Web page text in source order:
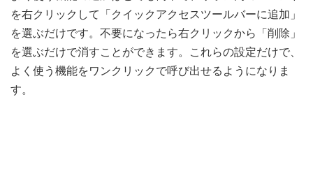
を右クリックして「クイックアクセスツールバーに追加」
を選ぶだけです。不要になったら右クリックから「削除」
を選ぶだけで消すことができます。これらの設定だけで、
よく使う機能をワンクリックで呼び出せるようになりま
す。